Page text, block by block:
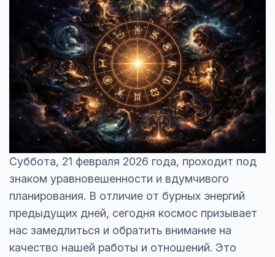
Суббота, 21 февраля 2026 года, проходит под
знаком уравновешенности и вдумчивого
планирования. В отличие от бурных энергий
предыдущих дней, сегодня космос призывает
нас замедлиться и обратить внимание на
качество нашей работы и отношений. Это